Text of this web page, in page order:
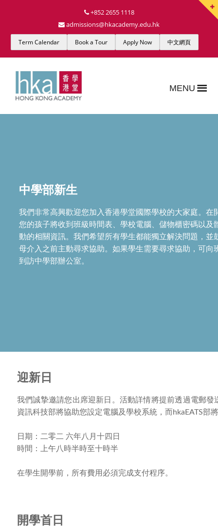
+852 2655 1118
admissions@hkacademy.edu.hk
Term Calendar Book a Tour Apply Now 中文網頁
MENU
中學部新生
我們非常高興歡迎您加入香港學堂國際學校的大家庭。在
您的孩子將收到班級時間表、學校電腦、儲物櫃密碼以及
動的相關資訊。我們希望所有學生都能獨立解決問題，並
母介入之前主動尋求協助。如果學生需要尋求協助，可向
到訪中學部辦公室。
迎新日
我們誠摯邀請您出席迎新日。活動詳情將提前透過電郵
資訊科技部將協助您設定電腦及學校系統，而hkaEATS部
日期：二零二 六年八月十四日
時間：上午八時半時至十時半
在學生開學前，所有費用必須完成支付程序。
開學首日